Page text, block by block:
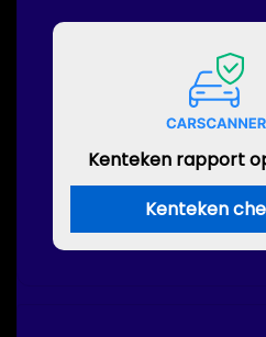
Kenteken rapport
Kenteken